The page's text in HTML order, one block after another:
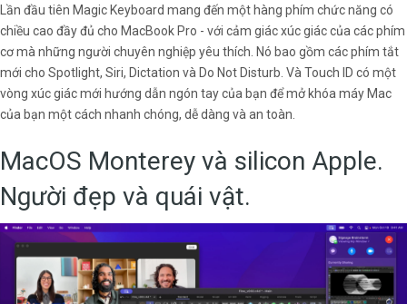
Lần đầu tiên Magic Keyboard mang đến một hàng phím chức năng có
chiều cao đầy đủ cho MacBook Pro - với cảm giác xúc giác của các phím
cơ mà những người chuyên nghiệp yêu thích. Nó bao gồm các phím tắt
mới cho Spotlight, Siri, Dictation và Do Not Disturb. Và Touch ID có một
vòng xúc giác mới hướng dẫn ngón tay của bạn để mở khóa máy Mac
của bạn một cách nhanh chóng, dễ dàng và an toàn.
MacOS Monterey và silicon Apple.
Người đẹp và quái vật.